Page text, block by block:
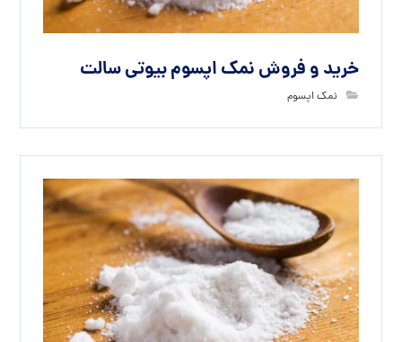
خرید و فروش نمک اپسوم بیوتی سالت
نمک اپسوم